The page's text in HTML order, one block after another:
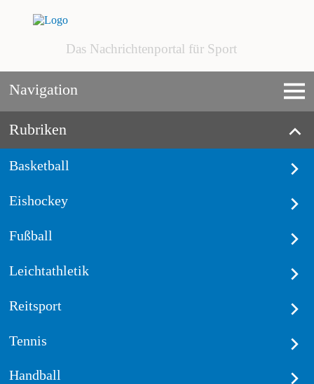
Das Nachrichtenportal für Sport
Navigation
Rubriken
Basketball
Eishockey
Fußball
Leichtathletik
Reitsport
Tennis
Handball